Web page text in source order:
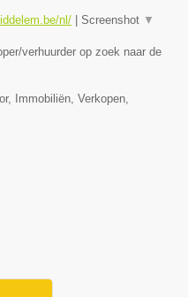
nl/ Screenshot ▼
verhuurder op zoek naar de
Immobiliën, Verkopen,